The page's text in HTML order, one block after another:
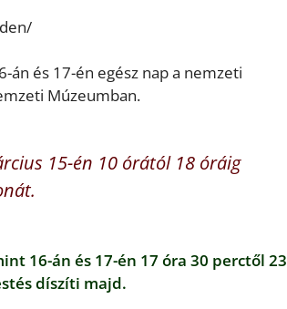
án és 17-én egész nap a nemzeti
Múzeumban.
15-én 10 órától 18 óráig
16-án és 17-én 17 óra 30 perctől 23
díszíti majd.